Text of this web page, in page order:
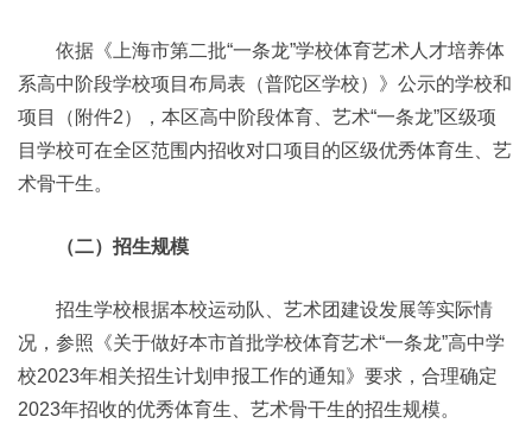
依据《上海市第二批“一条龙”学校体育艺术人才培养体
系高中阶段学校项目布局表（普陀区学校）》公示的学校和
项目（附件2），本区高中阶段体育、艺术“一条龙”区级项
目学校可在全区范围内招收对口项目的区级优秀体育生、艺
术骨干生。
（二）招生规模
招生学校根据本校运动队、艺术团建设发展等实际情
况，参照《关于做好本市首批学校体育艺术“一条龙”高中学
校2023年相关招生计划申报工作的通知》要求，合理确定
2023年招收的优秀体育生、艺术骨干生的招生规模。